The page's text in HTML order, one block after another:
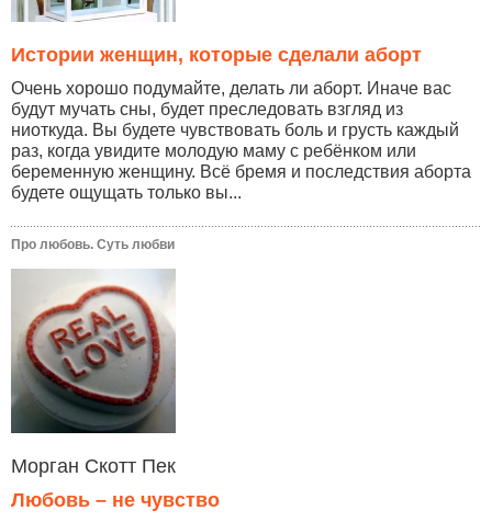
Истории женщин, которые сделали аборт
Очень хорошо подумайте, делать ли аборт. Иначе вас
будут мучать сны, будет преследовать взгляд из
ниоткуда. Вы будете чувствовать боль и грусть каждый
раз, когда увидите молодую маму с ребёнком или
беременную женщину. Всё бремя и последствия аборта
будете ощущать только вы...
Про любовь. Суть любви
Морган Скотт Пек
Любовь – не чувство